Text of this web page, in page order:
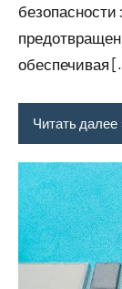
обеспечивая
Читать далее